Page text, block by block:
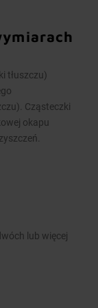
tłuszczu)
Cząsteczki
okapu
lub więcej